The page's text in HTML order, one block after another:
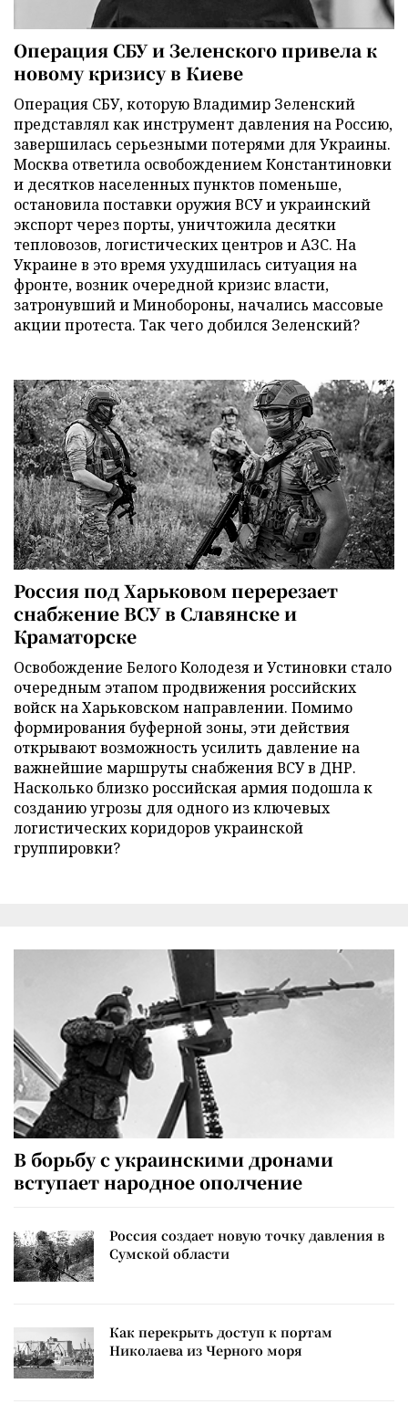
Операция СБУ и Зеленского привела к
новому кризису в Киеве
Операция СБУ, которую Владимир Зеленский
представлял как инструмент давления на Россию,
завершилась серьезными потерями для Украины.
Москва ответила освобождением Константиновки
и десятков населенных пунктов поменьше,
остановила поставки оружия ВСУ и украинский
экспорт через порты, уничтожила десятки
тепловозов, логистических центров и АЗС. На
Украине в это время ухудшилась ситуация на
фронте, возник очередной кризис власти,
затронувший и Минобороны, начались массовые
акции протеста. Так чего добился Зеленский?
Россия под Харьковом перерезает
снабжение ВСУ в Славянске и
Краматорске
Освобождение Белого Колодезя и Устиновки стало
очередным этапом продвижения российских
войск на Харьковском направлении. Помимо
формирования буферной зоны, эти действия
открывают возможность усилить давление на
важнейшие маршруты снабжения ВСУ в ДНР.
Насколько близко российская армия подошла к
созданию угрозы для одного из ключевых
логистических коридоров украинской
группировки?
В борьбу с украинскими дронами
вступает народное ополчение
Россия создает новую точку давления в
Сумской области
Как перекрыть доступ к портам
Николаева из Черного моря